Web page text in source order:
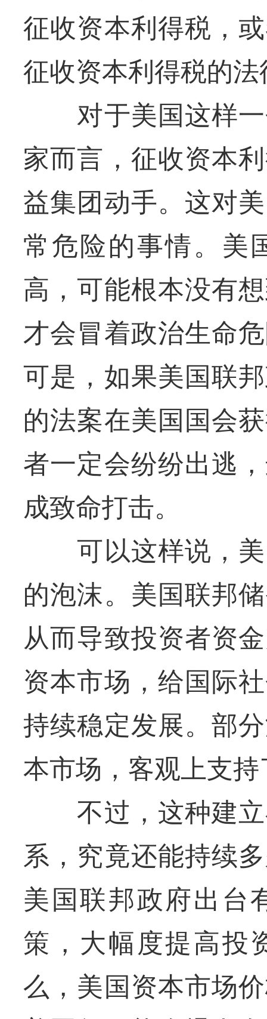
征收资本利得税，
征收资本利得税的
对于美国这样一
家而言，征收资本
益集团动手。这对
常危险的事情。美
高，可能根本没有
才会冒着政治生命
可是，如果美国联
的法案在美国国会
者一定会纷纷出逃
成致命打击。
可以这样说，美
的泡沫。美国联邦
从而导致投资者资
资本市场，给国际
持续稳定发展。部
本市场，客观上支
不过，这种建立
系，究竟还能持续
美国联邦政府出台
策，大幅度提高投
么，美国资本市场